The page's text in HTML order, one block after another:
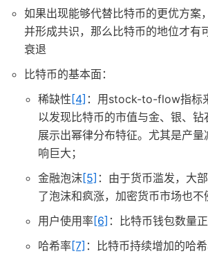
如果出现能够代替比特币的更优方案
并形成共识，那么比特币的地位才有
衰退
比特币的基本面：
稀缺性 [4] ：用stock-to-flow指标
以发现比特币的市值与金、银、钻
展示出幂律分布特征。尤其是产
响巨大；
金融泡沫[5] ：由于货币滥发，大
了泡沫和疯涨，加密货币市场也不
用户使用率[6] ：比特币钱包数量
哈希率[7] ：比特币持续增加的哈